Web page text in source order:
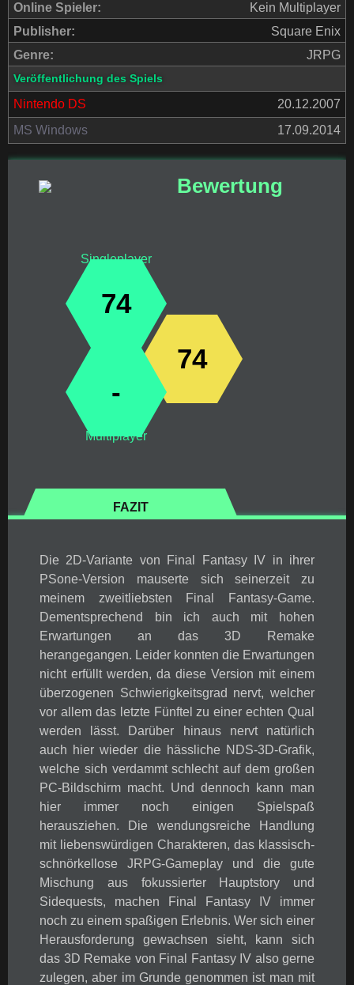
Online Spieler:
Kein Multiplayer
Publisher:
Square Enix
Genre:
JRPG
Veröffentlichung des Spiels
Nintendo DS
20.12.2007
MS Windows
17.09.2014
Bewertung
Singleplayer
74
74
-
Multiplayer
FAZIT
Die 2D-Variante von Final Fantasy IV in ihrer
PSone-Version mauserte sich seinerzeit zu
meinem zweitliebsten Final Fantasy-Game.
Dementsprechend bin ich auch mit hohen
Erwartungen an das 3D Remake
herangegangen. Leider konnten die Erwartungen
nicht erfüllt werden, da diese Version mit einem
überzogenen Schwierigkeitsgrad nervt, welcher
vor allem das letzte Fünftel zu einer echten Qual
werden lässt. Darüber hinaus nervt natürlich
auch hier wieder die hässliche NDS-3D-Grafik,
welche sich verdammt schlecht auf dem großen
PC-Bildschirm macht. Und dennoch kann man
hier immer noch einigen Spielspaß
herausziehen. Die wendungsreiche Handlung
mit liebenswürdigen Charakteren, das klassisch-
schnörkellose JRPG-Gameplay und die gute
Mischung aus fokussierter Hauptstory und
Sidequests, machen Final Fantasy IV immer
noch zu einem spaßigen Erlebnis. Wer sich einer
Herausforderung gewachsen sieht, kann sich
das 3D Remake von Final Fantasy IV also gerne
zulegen, aber im Grunde genommen ist man mit